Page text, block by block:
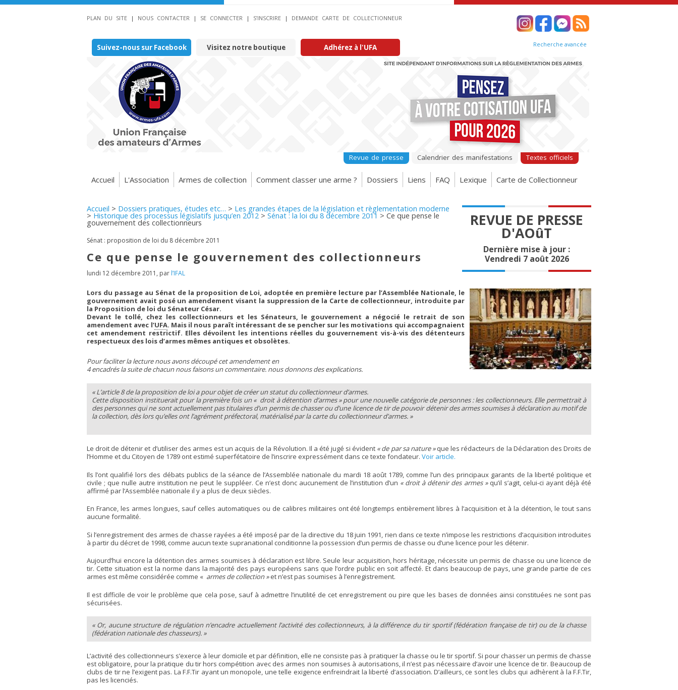
PLAN DU SITE | NOUS CONTACTER | SE CONNECTER | S’INSCRIRE | DEMANDE CARTE DE COLLECTIONNEUR
Suivez-nous sur Facebook Visitez notre boutique Adhérez à l'UFA Recherche avancée
Revue de presse Calendrier des manifestations Textes officiels
Accueil L'Association Armes de collection Comment classer une arme ? Dossiers Liens FAQ Lexique Carte de Collectionneur
REVUE DE PRESSE
D'AOûT
Dernière mise à jour :
Vendredi 7 août 2026
Accueil > Dossiers pratiques, études etc… > Les grandes étapes de la législation et règlementation moderne
> Historique des processus législatifs jusqu’en 2012 > Sénat : la loi du 8 décembre 2011 > Ce que pense le
gouvernement des collectionneurs
Sénat : proposition de loi du 8 décembre 2011
Ce que pense le gouvernement des collectionneurs
lundi 12 décembre 2011 , par l’IFAL
Lors du passage au Sénat de la proposition de Loi, adoptée en première lecture par l’Assemblée Nationale, le
gouvernement avait posé un amendement visant la suppression de la Carte de collectionneur, introduite par
la Proposition de loi du Sénateur César.
Devant le tollé, chez les collectionneurs et les Sénateurs, le gouvernement a négocié le retrait de son
amendement avec l’UFA. Mais il nous paraît intéressant de se pencher sur les motivations qui accompagnaient
cet amendement restrictif. Elles dévoilent les intentions réelles du gouvernement vis-à-vis des détenteurs
respectueux des lois d’armes mêmes antiques et obsolètes.
Pour faciliter la lecture nous avons découpé cet amendement en
4 encadrés la suite de chacun nous faisons un commentaire. nous donnons des explications.
« L’article 8 de la proposition de loi a pour objet de créer un statut du collectionneur d’armes.
Cette disposition instituerait pour la première fois un « droit à détention d’armes »pour une nouvelle catégorie de personnes : les collectionneurs. Elle permettrait à
des personnes qui ne sont actuellement pas titulaires d’un permis de chasser ou d’une licence de tir de pouvoir détenir des armes soumises à déclaration au motif de
la collection, dès lors qu’elles ont l’agrément préfectoral, matérialisé par la carte du collectionneur d’armes. »
Le droit de détenir et d’utiliser des armes est un acquis de la Révolution. Il a été jugé si évident « de par sa nature »que les rédacteurs de la Déclaration des Droits de
l’Homme et du Citoyen de 1789 ont estimé superfétatoire de l’inscrire expressément dans ce texte fondateur. Voir article.
Ils l’ont qualifié lors des débats publics de la séance de l’Assemblée nationale du mardi 18 août 1789, comme l’un des principaux garants de la liberté politique et
civile ; que nulle autre institution ne peut le suppléer. Ce n’est donc aucunement de l’institution d’un « droit à détenir des armes »qu’il s’agit, celui-ci ayant déjà été
affirmé par l’Assemblée nationale il y a plus de deux siècles.
En France, les armes longues, sauf celles automatiques ou de calibres militaires ont été longtemps entièrement libres à l’acquisition et à la détention, le tout sans
aucune formalité.
Si l’enregistrement des armes de chasse rayées a été imposé par de la directive du 18 juin 1991, rien dans ce texte n’impose les restrictions d’acquisition introduites
à partir du décret de 1998, comme aucun texte supranational conditionne la possession d’un permis de chasse ou d’une licence pour les détenir.
Aujourd’hui encore la détention des armes soumises à déclaration est libre. Seule leur acquisition, hors héritage, nécessite un permis de chasse ou une licence de
tir. Cette situation est la norme dans la majorité des pays européens sans que l’ordre public en soit affecté. Et dans beaucoup de pays, une grande partie de ces
armes est même considérée comme « armes de collection »et n’est pas soumises à l’enregistrement.
Il est difficile de voir le problème que cela pose, sauf à admettre l’inutilité de cet enregistrement ou pire que les bases de données ainsi constituées ne sont pas
sécurisées.
« Or, aucune structure de régulation n’encadre actuellement l’activité des collectionneurs, à la différence du tir sportif (fédération française de tir) ou de la chasse
(fédération nationale des chasseurs). »
L’activité des collectionneurs s’exerce à leur domicile et par définition, elle ne consiste pas à pratiquer la chasse ou le tir sportif. Si pour chasser un permis de chasse
est obligatoire, pour la pratique du tir hors compétition avec des armes non soumises à autorisations, il n’est pas nécessaire d’avoir une licence de tir. Beaucoup de
clubs de tir ne l’exigent pas. La F.F.Tir ayant un monopole, une telle exigence enfreindrait la liberté d’association. D’ailleurs, ce sont les clubs qui adhèrent à la F.F.Tir,
pas les licenciés.